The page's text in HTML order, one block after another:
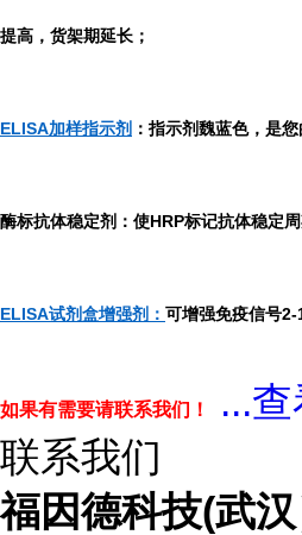
提高，货架期延长；
ELISA加样指示剂 ：指示剂魏蓝色，是
酶标抗体稳定剂：使HRP标记抗体稳定
ELISA试剂盒增强剂： 可增强免疫信号2-
如果有需要请联系我们！ ...查
联系我们
福因德科技(武